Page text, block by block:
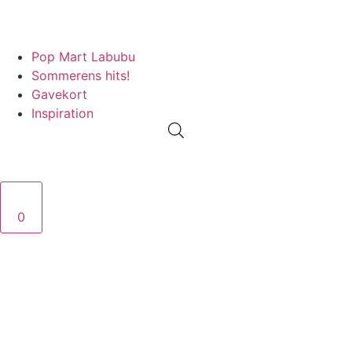
Pop Mart Labubu
Sommerens hits!
Gavekort
Inspiration
0